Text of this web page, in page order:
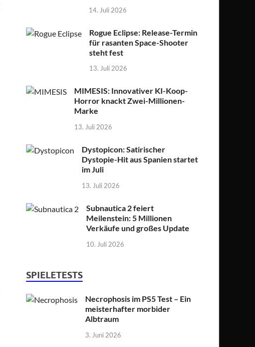
14. Juli 2026
Rogue Eclipse: Release-Termin
für rasanten Space-Shooter
steht fest
13. Juli 2026
MIMESIS: Innovativer KI-Koop-
Horror knackt Zwei-Millionen-
Marke
13. Juli 2026
Dystopicon: Satirischer
Dystopie-Hit aus Spanien startet
im Juli
13. Juli 2026
Subnautica 2 feiert
Meilenstein: 5 Millionen
Verkäufe und großes Update
10. Juli 2026
SPIELETESTS
Necrophosis im PS5 Test – Ein
meisterhafter morbider
Albtraum
3. Juni 2026